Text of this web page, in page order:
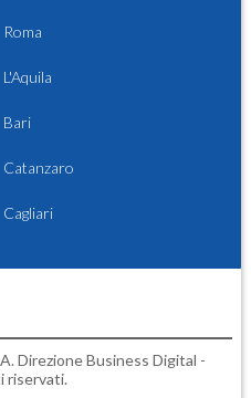
Roma
L'Aquila
Bari
Catanzaro
Cagliari
Direzione Business Digital -
riservati.